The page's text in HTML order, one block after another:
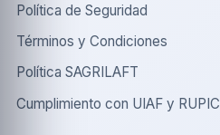
Política de Seguridad
Términos y Condiciones
Política SAGRILAFT
Cumplimiento con UIAF y RUPIC